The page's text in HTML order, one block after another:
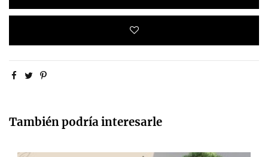
También podría interesarle